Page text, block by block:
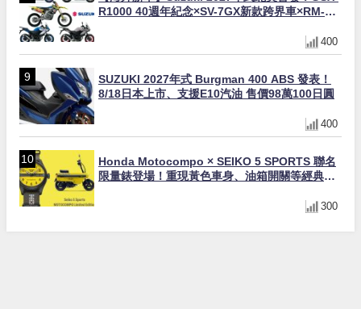
R1000 40週年紀念×SV-7GX新款跨界車×RM-
400
SUZUKI 2027年式 Burgman 400 ABS 發表！
8/18日本上市、支援E10汽油 售價98萬100日圓
400
Honda Motocompo × SEIKO 5 SPORTS 聯名
限量錶登場！重現黃色車身、油箱開關等經典設
300